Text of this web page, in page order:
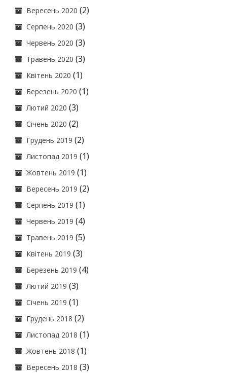
Вересень 2020 (2)
Серпень 2020 (3)
Червень 2020 (3)
Травень 2020 (3)
Квітень 2020 (1)
Березень 2020 (1)
Лютий 2020 (3)
Січень 2020 (2)
Грудень 2019 (2)
Листопад 2019 (1)
Жовтень 2019 (1)
Вересень 2019 (2)
Серпень 2019 (1)
Червень 2019 (4)
Травень 2019 (5)
Квітень 2019 (3)
Березень 2019 (4)
Лютий 2019 (3)
Січень 2019 (1)
Грудень 2018 (2)
Листопад 2018 (1)
Жовтень 2018 (1)
Вересень 2018 (3)